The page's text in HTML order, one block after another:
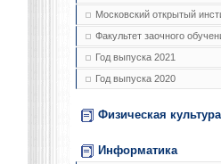
Московский открытый
Факультет заочного
Год выпуска 2021
Год выпуска 2020
Физическая культура
Информатика